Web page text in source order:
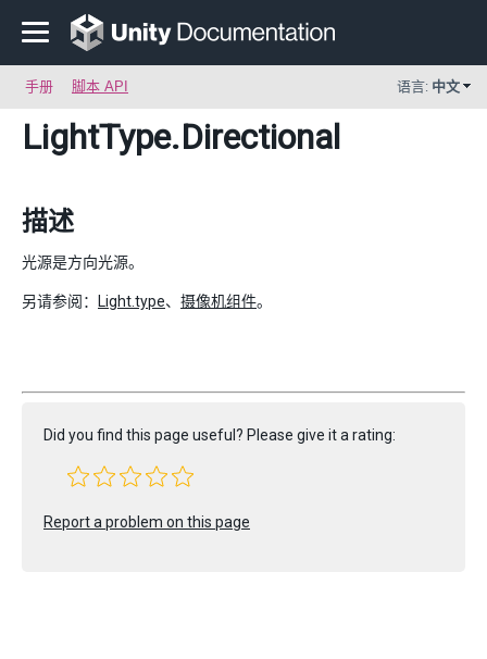
手册 脚本 API 语言: 中文
LightType.Directional
描述
光源是方向光源。
另请参阅： Light.type、 摄像机组件。
Did you find this page useful? Please give it a rating:
Report a problem on this page